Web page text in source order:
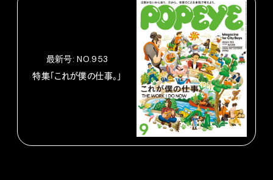
最新号: NO.953
特集「これが僕の仕事。」